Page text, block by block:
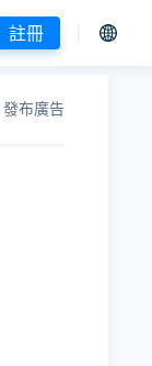
註冊
發布廣告